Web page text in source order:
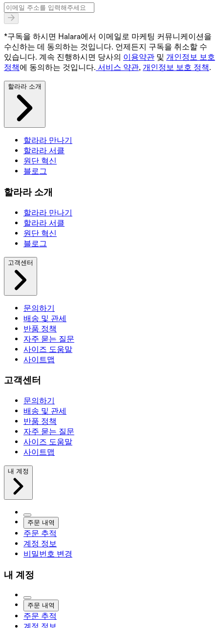
*구독을 하시면 Halara에서 이메일로 마케팅 커뮤니케이션을
수신하는 데 동의하는 것입니다. 언제든지 구독을 취소할 수
있습니다. 계속 진행하시면 당사의 이용약관 및 개인정보 보호
정책에 동의하는 것입니다. 서비스 약관, 개인정보 보호 정책.
할라라 소개
할라라 만나기
할라라 서클
원단 혁신
블로그
할라라 소개
할라라 만나기
할라라 서클
원단 혁신
블로그
고객센터
문의하기
배송 및 관세
반품 정책
자주 묻는 질문
사이즈 도움말
사이트맵
고객센터
문의하기
배송 및 관세
반품 정책
자주 묻는 질문
사이즈 도움말
사이트맵
내 계정
주문 내역
주문 추적
계정 정보
비밀번호 변경
내 계정
주문 내역
주문 추적